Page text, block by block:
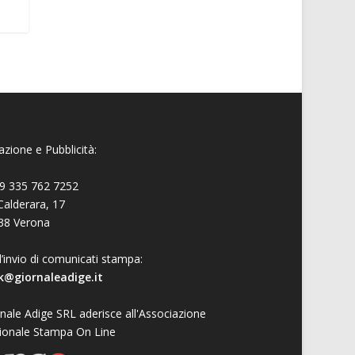
e Pubblicità:
335 762 7252
17
Verona
di comunicati stampa:
Adige SRL aderisce all'Associazione
Stampa On Line